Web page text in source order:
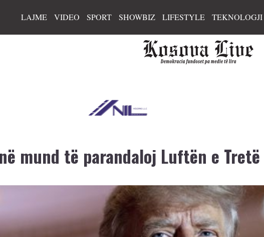
LAJME VIDEO SPORT SHOWBIZ LIFESTYLE TEKNOLOGJI
mund të parandaloj Luftën e